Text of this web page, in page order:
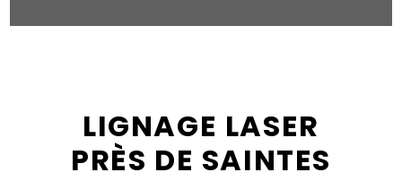
LIGNAGE LASER
PRÈS DE SAINTES